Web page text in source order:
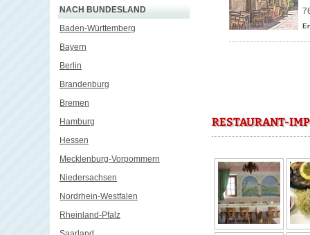
NACH BUNDESLAND
Baden-Württemberg
Bayern
Berlin
Brandenburg
Bremen
Hamburg
Hessen
Mecklenburg-Vorpommern
Niedersachsen
Nordrhein-Westfalen
Rheinland-Pfalz
RESTAURANT-